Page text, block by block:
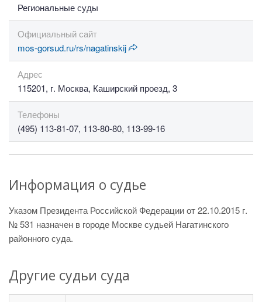
Региональные суды
Официальный сайт
mos-gorsud.ru/rs/nagatinskij
Адрес
115201, г. Москва, Каширский проезд, 3
Телефоны
(495) 113-81-07, 113-80-80, 113-99-16
Информация о судье
Указом Президента Российской Федерации от 22.10.2015 г.
№ 531 назначен в городе Москве судьей Нагатинского
районного суда.
Другие судьи суда